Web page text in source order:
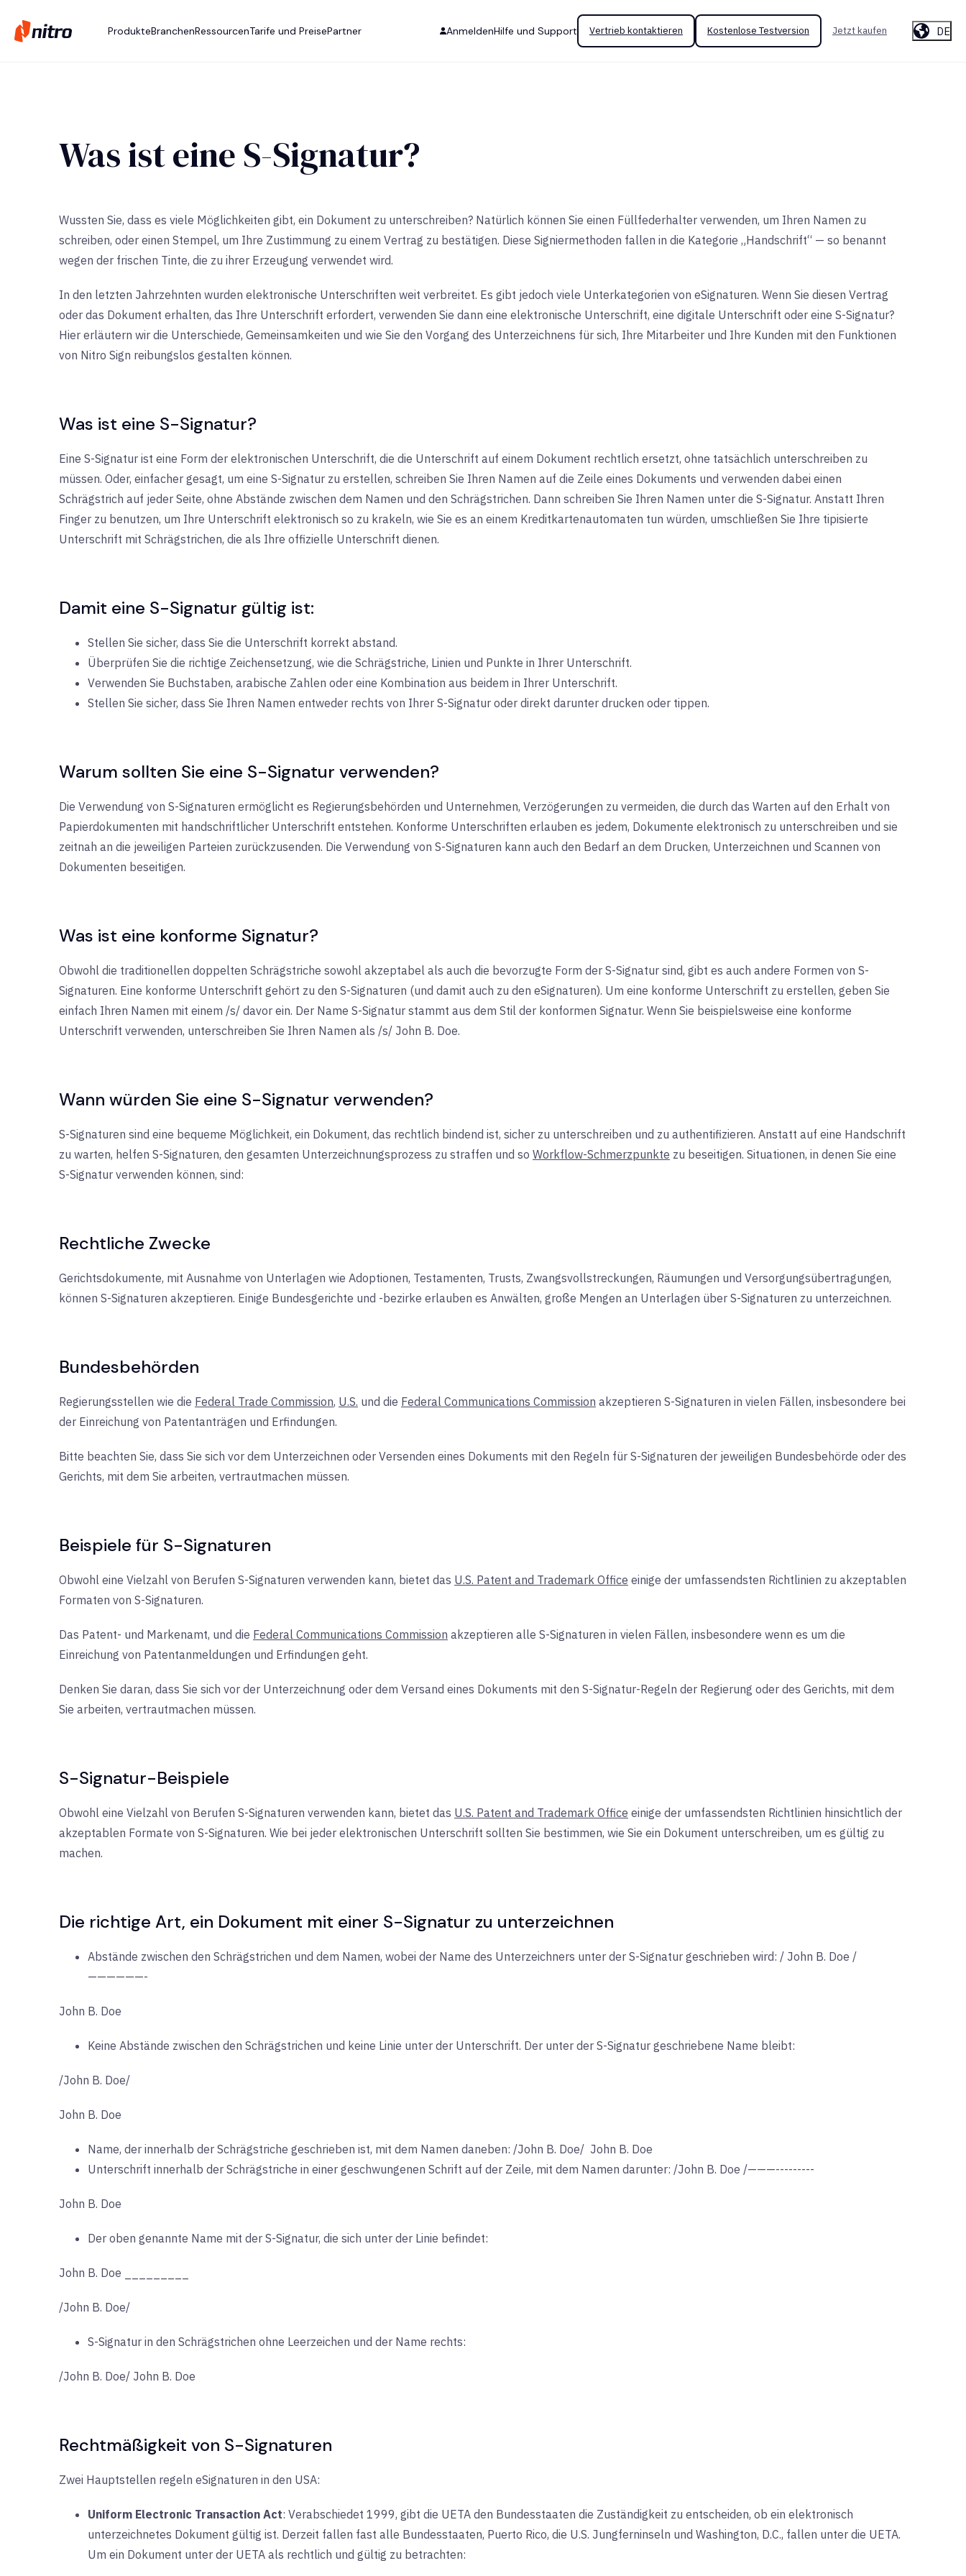
ProdukteBranchenRessourcenTarife und PreisePartner AnmeldenHilfe und Support Vertrieb kontaktieren Kostenlose Testversion Jetzt kaufen DE
Was ist eine S-Signatur?
Wussten Sie, dass es viele Möglichkeiten gibt, ein Dokument zu unterschreiben? Natürlich können Sie einen Füllfederhalter verwenden, um Ihren Namen zu
schreiben, oder einen Stempel, um Ihre Zustimmung zu einem Vertrag zu bestätigen. Diese Signiermethoden fallen in die Kategorie „Handschrift“ — so benannt
wegen der frischen Tinte, die zu ihrer Erzeugung verwendet wird.
In den letzten Jahrzehnten wurden elektronische Unterschriften weit verbreitet. Es gibt jedoch viele Unterkategorien von eSignaturen. Wenn Sie diesen Vertrag
oder das Dokument erhalten, das Ihre Unterschrift erfordert, verwenden Sie dann eine elektronische Unterschrift, eine digitale Unterschrift oder eine S-Signatur?
Hier erläutern wir die Unterschiede, Gemeinsamkeiten und wie Sie den Vorgang des Unterzeichnens für sich, Ihre Mitarbeiter und Ihre Kunden mit den Funktionen
von Nitro Sign reibungslos gestalten können.
Was ist eine S-Signatur?
Eine S-Signatur ist eine Form der elektronischen Unterschrift, die die Unterschrift auf einem Dokument rechtlich ersetzt, ohne tatsächlich unterschreiben zu
müssen. Oder, einfacher gesagt, um eine S-Signatur zu erstellen, schreiben Sie Ihren Namen auf die Zeile eines Dokuments und verwenden dabei einen
Schrägstrich auf jeder Seite, ohne Abstände zwischen dem Namen und den Schrägstrichen. Dann schreiben Sie Ihren Namen unter die S-Signatur. Anstatt Ihren
Finger zu benutzen, um Ihre Unterschrift elektronisch so zu krakeln, wie Sie es an einem Kreditkartenautomaten tun würden, umschließen Sie Ihre tipisierte
Unterschrift mit Schrägstrichen, die als Ihre offizielle Unterschrift dienen.
Damit eine S-Signatur gültig ist:
Stellen Sie sicher, dass Sie die Unterschrift korrekt abstand.
Überprüfen Sie die richtige Zeichensetzung, wie die Schrägstriche, Linien und Punkte in Ihrer Unterschrift.
Verwenden Sie Buchstaben, arabische Zahlen oder eine Kombination aus beidem in Ihrer Unterschrift.
Stellen Sie sicher, dass Sie Ihren Namen entweder rechts von Ihrer S-Signatur oder direkt darunter drucken oder tippen.
Warum sollten Sie eine S-Signatur verwenden?
Die Verwendung von S-Signaturen ermöglicht es Regierungsbehörden und Unternehmen, Verzögerungen zu vermeiden, die durch das Warten auf den Erhalt von
Papierdokumenten mit handschriftlicher Unterschrift entstehen. Konforme Unterschriften erlauben es jedem, Dokumente elektronisch zu unterschreiben und sie
zeitnah an die jeweiligen Parteien zurückzusenden. Die Verwendung von S-Signaturen kann auch den Bedarf an dem Drucken, Unterzeichnen und Scannen von
Dokumenten beseitigen.
Was ist eine konforme Signatur?
Obwohl die traditionellen doppelten Schrägstriche sowohl akzeptabel als auch die bevorzugte Form der S-Signatur sind, gibt es auch andere Formen von S-
Signaturen. Eine konforme Unterschrift gehört zu den S-Signaturen (und damit auch zu den eSignaturen). Um eine konforme Unterschrift zu erstellen, geben Sie
einfach Ihren Namen mit einem /s/ davor ein. Der Name S-Signatur stammt aus dem Stil der konformen Signatur. Wenn Sie beispielsweise eine konforme
Unterschrift verwenden, unterschreiben Sie Ihren Namen als /s/ John B. Doe.
Wann würden Sie eine S-Signatur verwenden?
S-Signaturen sind eine bequeme Möglichkeit, ein Dokument, das rechtlich bindend ist, sicher zu unterschreiben und zu authentifizieren. Anstatt auf eine Handschrift
zu warten, helfen S-Signaturen, den gesamten Unterzeichnungsprozess zu straffen und so Workflow-Schmerzpunkte zu beseitigen. Situationen, in denen Sie eine
S-Signatur verwenden können, sind:
Rechtliche Zwecke
Gerichtsdokumente, mit Ausnahme von Unterlagen wie Adoptionen, Testamenten, Trusts, Zwangsvollstreckungen, Räumungen und Versorgungsübertragungen,
können S-Signaturen akzeptieren. Einige Bundesgerichte und -bezirke erlauben es Anwälten, große Mengen an Unterlagen über S-Signaturen zu unterzeichnen.
Bundesbehörden
Regierungsstellen wie die Federal Trade Commission, U.S. und die Federal Communications Commission akzeptieren S-Signaturen in vielen Fällen, insbesondere bei
der Einreichung von Patentanträgen und Erfindungen.
Bitte beachten Sie, dass Sie sich vor dem Unterzeichnen oder Versenden eines Dokuments mit den Regeln für S-Signaturen der jeweiligen Bundesbehörde oder des
Gerichts, mit dem Sie arbeiten, vertrautmachen müssen.
Beispiele für S-Signaturen
Obwohl eine Vielzahl von Berufen S-Signaturen verwenden kann, bietet das U.S. Patent and Trademark Office einige der umfassendsten Richtlinien zu akzeptablen
Formaten von S-Signaturen.
Das Patent- und Markenamt, und die Federal Communications Commission akzeptieren alle S-Signaturen in vielen Fällen, insbesondere wenn es um die
Einreichung von Patentanmeldungen und Erfindungen geht.
Denken Sie daran, dass Sie sich vor der Unterzeichnung oder dem Versand eines Dokuments mit den S-Signatur-Regeln der Regierung oder des Gerichts, mit dem
Sie arbeiten, vertrautmachen müssen.
S-Signatur-Beispiele
Obwohl eine Vielzahl von Berufen S-Signaturen verwenden kann, bietet das U.S. Patent and Trademark Office einige der umfassendsten Richtlinien hinsichtlich der
akzeptablen Formate von S-Signaturen. Wie bei jeder elektronischen Unterschrift sollten Sie bestimmen, wie Sie ein Dokument unterschreiben, um es gültig zu
machen.
Die richtige Art, ein Dokument mit einer S-Signatur zu unterzeichnen
Abstände zwischen den Schrägstrichen und dem Namen, wobei der Name des Unterzeichners unter der S-Signatur geschrieben wird: / John B. Doe /
——————-
John B. Doe
Keine Abstände zwischen den Schrägstrichen und keine Linie unter der Unterschrift. Der unter der S-Signatur geschriebene Name bleibt:
/John B. Doe/
John B. Doe
Name, der innerhalb der Schrägstriche geschrieben ist, mit dem Namen daneben: /John B. Doe/ John B. Doe
Unterschrift innerhalb der Schrägstriche in einer geschwungenen Schrift auf der Zeile, mit dem Namen darunter: /John B. Doe /———---------
John B. Doe
Der oben genannte Name mit der S-Signatur, die sich unter der Linie befindet:
John B. Doe _________
/John B. Doe/
S-Signatur in den Schrägstrichen ohne Leerzeichen und der Name rechts:
/John B. Doe/ John B. Doe
Rechtmäßigkeit von S-Signaturen
Zwei Hauptstellen regeln eSignaturen in den USA:
Uniform Electronic Transaction Act: Verabschiedet 1999, gibt die UETA den Bundesstaaten die Zuständigkeit zu entscheiden, ob ein elektronisch
unterzeichnetes Dokument gültig ist. Derzeit fallen fast alle Bundesstaaten, Puerto Rico, die U.S. Jungferninseln und Washington, D.C., fallen unter die UETA.
Um ein Dokument unter der UETA als rechtlich und gültig zu betrachten: